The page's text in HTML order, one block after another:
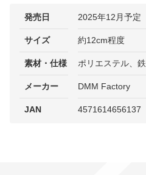
発売日 2025年12月予定
サイズ 約12cm程度
素材・仕様 ポリエステル、鉄
メーカー DMM Factory
JAN 4571614656137